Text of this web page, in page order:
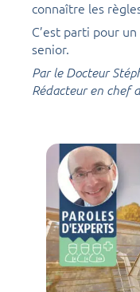
connaître les
C’est parti pour
senior.
Par le Docteur
Rédacteur en chef